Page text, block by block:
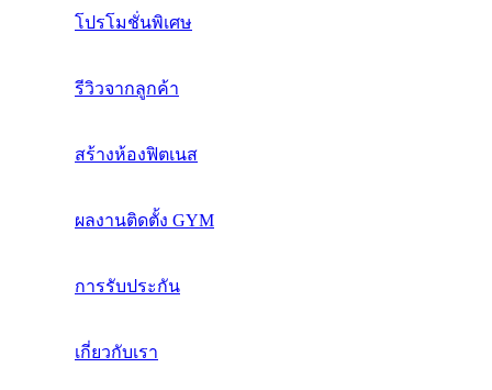
โปรโมชั่นพิเศษ
รีวิวจากลูกค้า
สร้างห้องฟิตเนส
ผลงานติดตั้ง GYM
การรับประกัน
เกี่ยวกับเรา